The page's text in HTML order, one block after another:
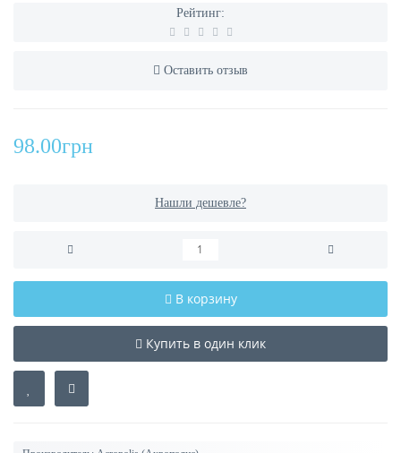
Рейтинг:
Оставить отзыв
98.00грн
Нашли дешевле?
В корзину
Купить в один клик